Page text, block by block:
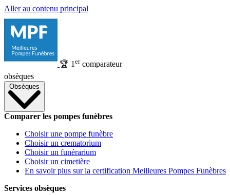
Aller au contenu principal
🏆 1 ercomparateur
obsèques
Obsèques
Comparer les pompes funèbres
Choisir une pompe funèbre
Choisir un crematorium
Choisir un funérarium
Choisir un cimetière
En savoir plus sur la certification Meilleures Pompes Funèbres
Services obsèques